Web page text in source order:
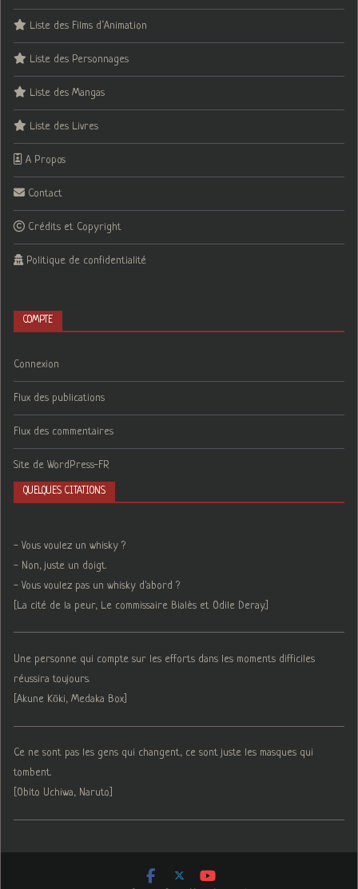
Liste des Films d’Animation
Liste des Personnages
Liste des Mangas
Liste des Livres
A Propos
Contact
Crédits et Copyright
Politique de confidentialité
COMPTE
Connexion
Flux des publications
Flux des commentaires
Site de WordPress-FR
QUELQUES CITATIONS
- Vous voulez un whisky ?
- Non, juste un doigt.
- Vous voulez pas un whisky d'abord ?
[La cité de la peur, Le commissaire Bialès et Odile Deray.]
Une personne qui compte sur les efforts dans les moments difficiles
réussira toujours.
[Akune Kōki, Medaka Box]
Ce ne sont pas les gens qui changent, ce sont juste les masques qui
tombent.
[Obito Uchiwa, Naruto]